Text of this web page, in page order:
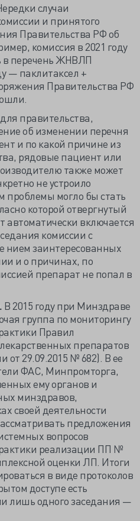
случаи
и принятого
Правительства РФ об
комиссия в 2021 году
в перечень ЖНВЛП
— паклитаксел +
Правительства РФ
правительства,
об изменении перечня
и по какой причине из
рядовые пациент или
также может
не устроило
проблемы могло бы стать
которой отвергнутый
автоматически включается
комиссии с
нием заинтересованных
и о причинах, по
препарат не попал в
В 2015 году при Минздраве
группа по мониторингу
Правил
препаратов
от 29.09.2015 № 682). В ее
ФАС, Минпромторга,
ему органов и
минздравов,
своей деятельности
предложения
вопросов
реализации ПП №
оценки ЛП. Итоги
в виде протоколов
доступе есть
лишь одного заседания —